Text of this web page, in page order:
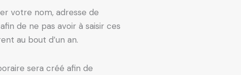
votre nom, adresse de
de ne pas avoir à saisir ces
au bout d’un an.
sera créé afin de